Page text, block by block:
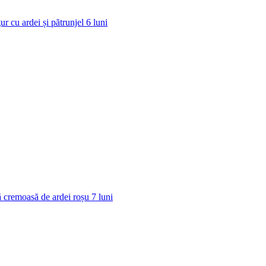
cu ardei și pătrunjel 6 luni
cremoasă de ardei roșu 7 luni